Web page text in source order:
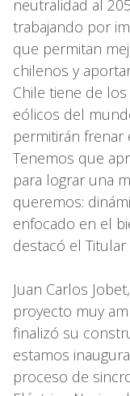
neutralidad al
trabajando por
que permitan
chilenos y
Chile tiene de
eólicos del
permitirán frenar
Tenemos que
para lograr una
queremos:
enfocado en el
destacó el Titular
Juan Carlos
proyecto muy
finalizó su
estamos
proceso de